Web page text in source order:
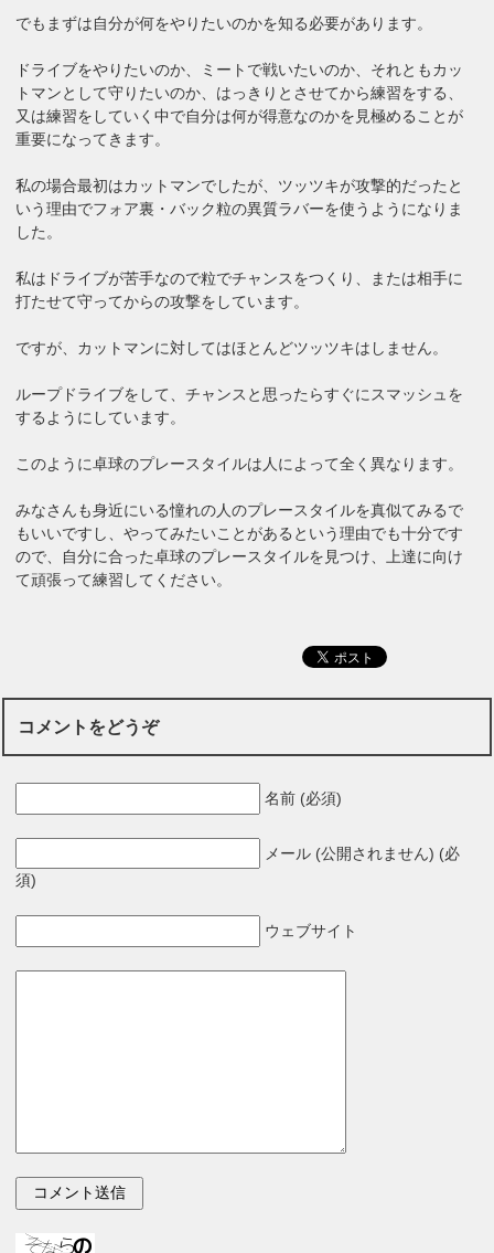
でもまずは自分が何をやりたいのかを知る必要があります。
ドライブをやりたいのか、ミートで戦いたいのか、それともカッ
トマンとして守りたいのか、はっきりとさせてから練習をする、
又は練習をしていく中で自分は何が得意なのかを見極めることが
重要になってきます。
私の場合最初はカットマンでしたが、ツッツキが攻撃的だったと
いう理由でフォア裏・バック粒の異質ラバーを使うようになりま
した。
私はドライブが苦手なので粒でチャンスをつくり、または相手に
打たせて守ってからの攻撃をしています。
ですが、カットマンに対してはほとんどツッツキはしません。
ループドライブをして、チャンスと思ったらすぐにスマッシュを
するようにしています。
このように卓球のプレースタイルは人によって全く異なります。
みなさんも身近にいる憧れの人のプレースタイルを真似てみるで
もいいですし、やってみたいことがあるという理由でも十分です
ので、自分に合った卓球のプレースタイルを見つけ、上達に向け
て頑張って練習してください。
コメントをどうぞ
名前 (必須)
メール (公開されません) (必
須)
ウェブサイト